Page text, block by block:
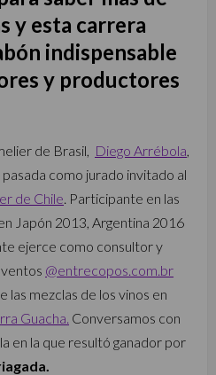
y esta carrera
indispensable
y productores
de Brasil, Diego Arrébola
como jurado invitado al
de Chile . Participante en las
Japón 2013, Argentina 2016
ejerce como consultor y
@entrecopos.com.br
las mezclas de los vinos en
Guacha. Conversamos con
en la que resultó ganador por